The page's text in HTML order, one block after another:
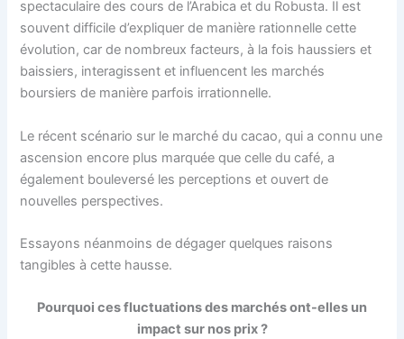
spectaculaire des cours de l’Arabica et du Robusta. Il est
souvent difficile d’expliquer de manière rationnelle cette
évolution, car de nombreux facteurs, à la fois haussiers et
baissiers, interagissent et influencent les marchés
boursiers de manière parfois irrationnelle.
Le récent scénario sur le marché du cacao, qui a connu une
ascension encore plus marquée que celle du café, a
également bouleversé les perceptions et ouvert de
nouvelles perspectives.
Essayons néanmoins de dégager quelques raisons
tangibles à cette hausse.
Pourquoi ces fluctuations des marchés ont-elles un
impact sur nos prix ?